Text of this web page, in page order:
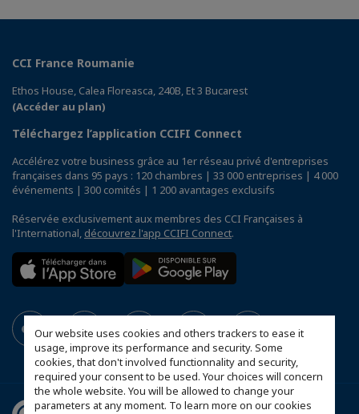
Our website uses cookies and others trackers to ease it
usage, improve its performance and security. Some
cookies, that don't involved functionnality and security,
required your consent to be used. Your choices will concern
the whole website. You will be allowed to change your
parameters at any moment. To learn more on our cookies
CCI France Roumanie
Ethos House, Calea Floreasca, 240B, Et 3 Bucarest
(Accéder au plan)
Téléchargez l’application CCIFI Connect
Accélérez votre business grâce au 1er réseau privé d'entreprises
françaises dans 95 pays : 120 chambres | 33 000 entreprises | 4 000
événements | 300 comités | 1 200 avantages exclusifs
Réservée exclusivement aux membres des CCI Françaises à
l'International, découvrez l'app CCIFI Connect.